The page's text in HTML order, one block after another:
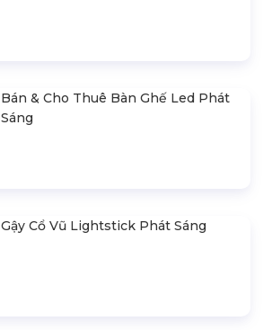
Bán & Cho Thuê Bàn Ghế Led Phát
Sáng
Gậy Cổ Vũ Lightstick Phát Sáng